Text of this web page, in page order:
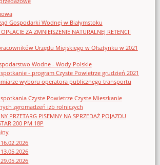
Gospodarki Wodnej w Białymstoku
ZA ZMNIEJSZENIE NATURALNEJ RETENCJI
Urzędu Miejskiego w Olsztynku w 2021
Wodne - Wody Polskie
- program Czyste Powietrze grudzień 2021
wyboru operatora publicznego transportu
Czyste Powietrze Czyste Mieszkanie
zgromadzeń izb rolniczych
PRZETARG PISEMNY NA SPRZEDAŻ POJAZDU
200 PM 18P